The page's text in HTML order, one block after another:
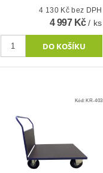
4 130 Kč bez DPH
4 997 Kč/ ks
Kód:KR-403